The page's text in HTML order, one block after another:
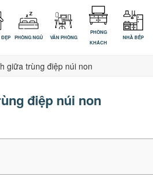
ĐẸP PHÒNG NGỦ VĂN PHÒNG
PHÒNG
KHÁCH
NHÀ BẾP
giữa trùng điệp núi non
điệp núi non